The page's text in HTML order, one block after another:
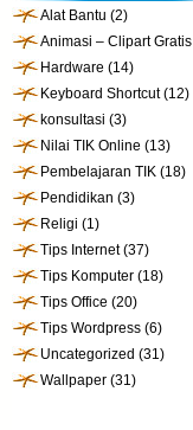
Alat Bantu (2)
Animasi – Clipart Gratis
Hardware (14)
Keyboard Shortcut(12)
konsultasi (3)
Nilai TIK Online (13)
Pembelajaran TIK (18)
Pendidikan (3)
Religi (1)
Tips Internet(37)
Tips Komputer (18)
Tips Office (20)
Tips Wordpress (6)
Uncategorized (31)
Wallpaper (31)